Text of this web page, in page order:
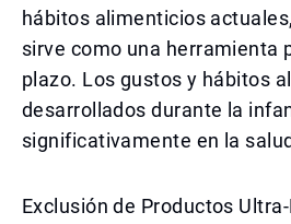
hábitos alimenticios
sirve como una herramienta
plazo. Los gustos y hábitos
desarrollados durante la
significativamente en la
Exclusión de Productos